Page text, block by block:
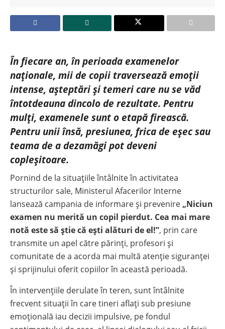
În fiecare an, în perioada examenelor
naționale, mii de copii traversează emoții
intense, așteptări și temeri care nu se văd
întotdeauna dincolo de rezultate. Pentru
mulți, examenele sunt o etapă firească.
Pentru unii însă, presiunea, frica de eșec sau
teama de a dezamăgi pot deveni
copleșitoare.
Pornind de la situațiile întâlnite în activitatea
structurilor sale, Ministerul Afacerilor Interne
lansează campania de informare și prevenire„Niciun
examen nu merită un copil pierdut. Cea mai mare
notă este să știe că ești alături de el!”, prin care
transmite un apel către părinți, profesori și
comunitate de a acorda mai multă atenție siguranței
și sprijinului oferit copiilor în această perioadă.
În intervențiile derulate în teren, sunt întâlnite
frecvent situații în care tineri aflați sub presiune
emoțională iau decizii impulsive, pe fondul